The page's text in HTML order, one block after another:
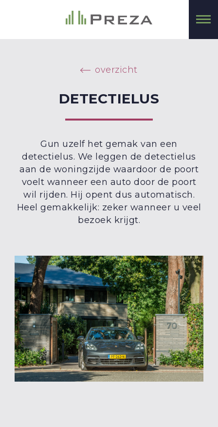
overzicht
DETECTIELUS
Gun uzelf het gemak van een
detectielus. We leggen de detectielus
aan de woningzijde waardoor de poort
voelt wanneer een auto door de poort
wil rijden. Hij opent dus automatisch.
Heel gemakkelijk: zeker wanneer u veel
bezoek krijgt.